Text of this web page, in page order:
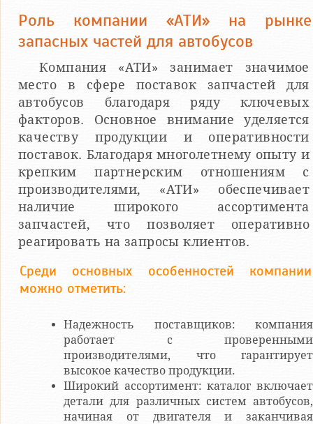
Роль компании «АТИ» на рынке
запасных частей для автобусов
Компания «АТИ» занимает значимое
место в сфере поставок запчастей для
автобусов благодаря ряду ключевых
факторов. Основное внимание уделяется
качеству продукции и оперативности
поставок. Благодаря многолетнему опыту и
крепким партнерским отношениям с
производителями, «АТИ» обеспечивает
наличие широкого ассортимента
запчастей, что позволяет оперативно
реагировать на запросы клиентов.
Среди основных особенностей компании
можно отметить:
Надежность поставщиков: компания
работает с проверенными
производителями, что гарантирует
высокое качество продукции.
Широкий ассортимент: каталог включает
детали для различных систем автобусов,
начиная от двигателя и заканчивая